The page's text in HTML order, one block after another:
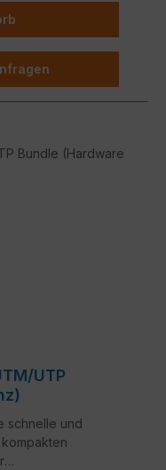
UTP
schnelle und